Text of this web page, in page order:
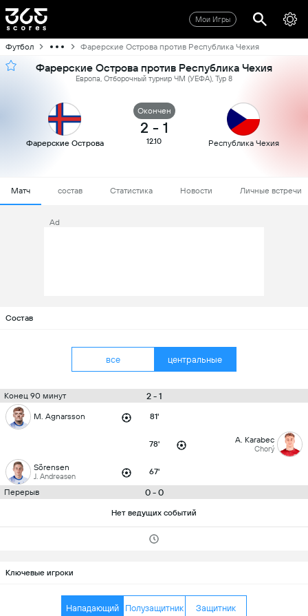
Мои Игры
Футбол Фарерские Острова против Республика Чехия
Фарерские Острова против Республика Чехия
Европа, Отборочный турнир ЧМ (УЕФА), Тур 8
Фарерские Острова
Oкончен
2 - 1
12.10 Республика Чехия
Матч состав Статистика Новости Личные встречи
Ad
Состав
все центральные
Конец 90 минут 2 - 1
M. Agnarsson 81'
78' A. Karabec
Chorý
Sörensen
J. Andreasen 67'
Перерыв 0 - 0
Нет ведущих событий
Ключевые игроки
Нападающий Полузащитник Защитник